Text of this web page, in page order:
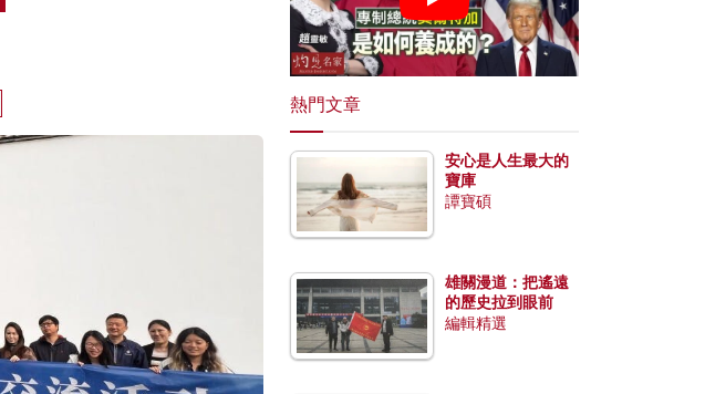
熱門文章
安心是人生最大的
寶庫
譚寶碩
雄關漫道：把遙遠
的歷史拉到眼前
編輯精選